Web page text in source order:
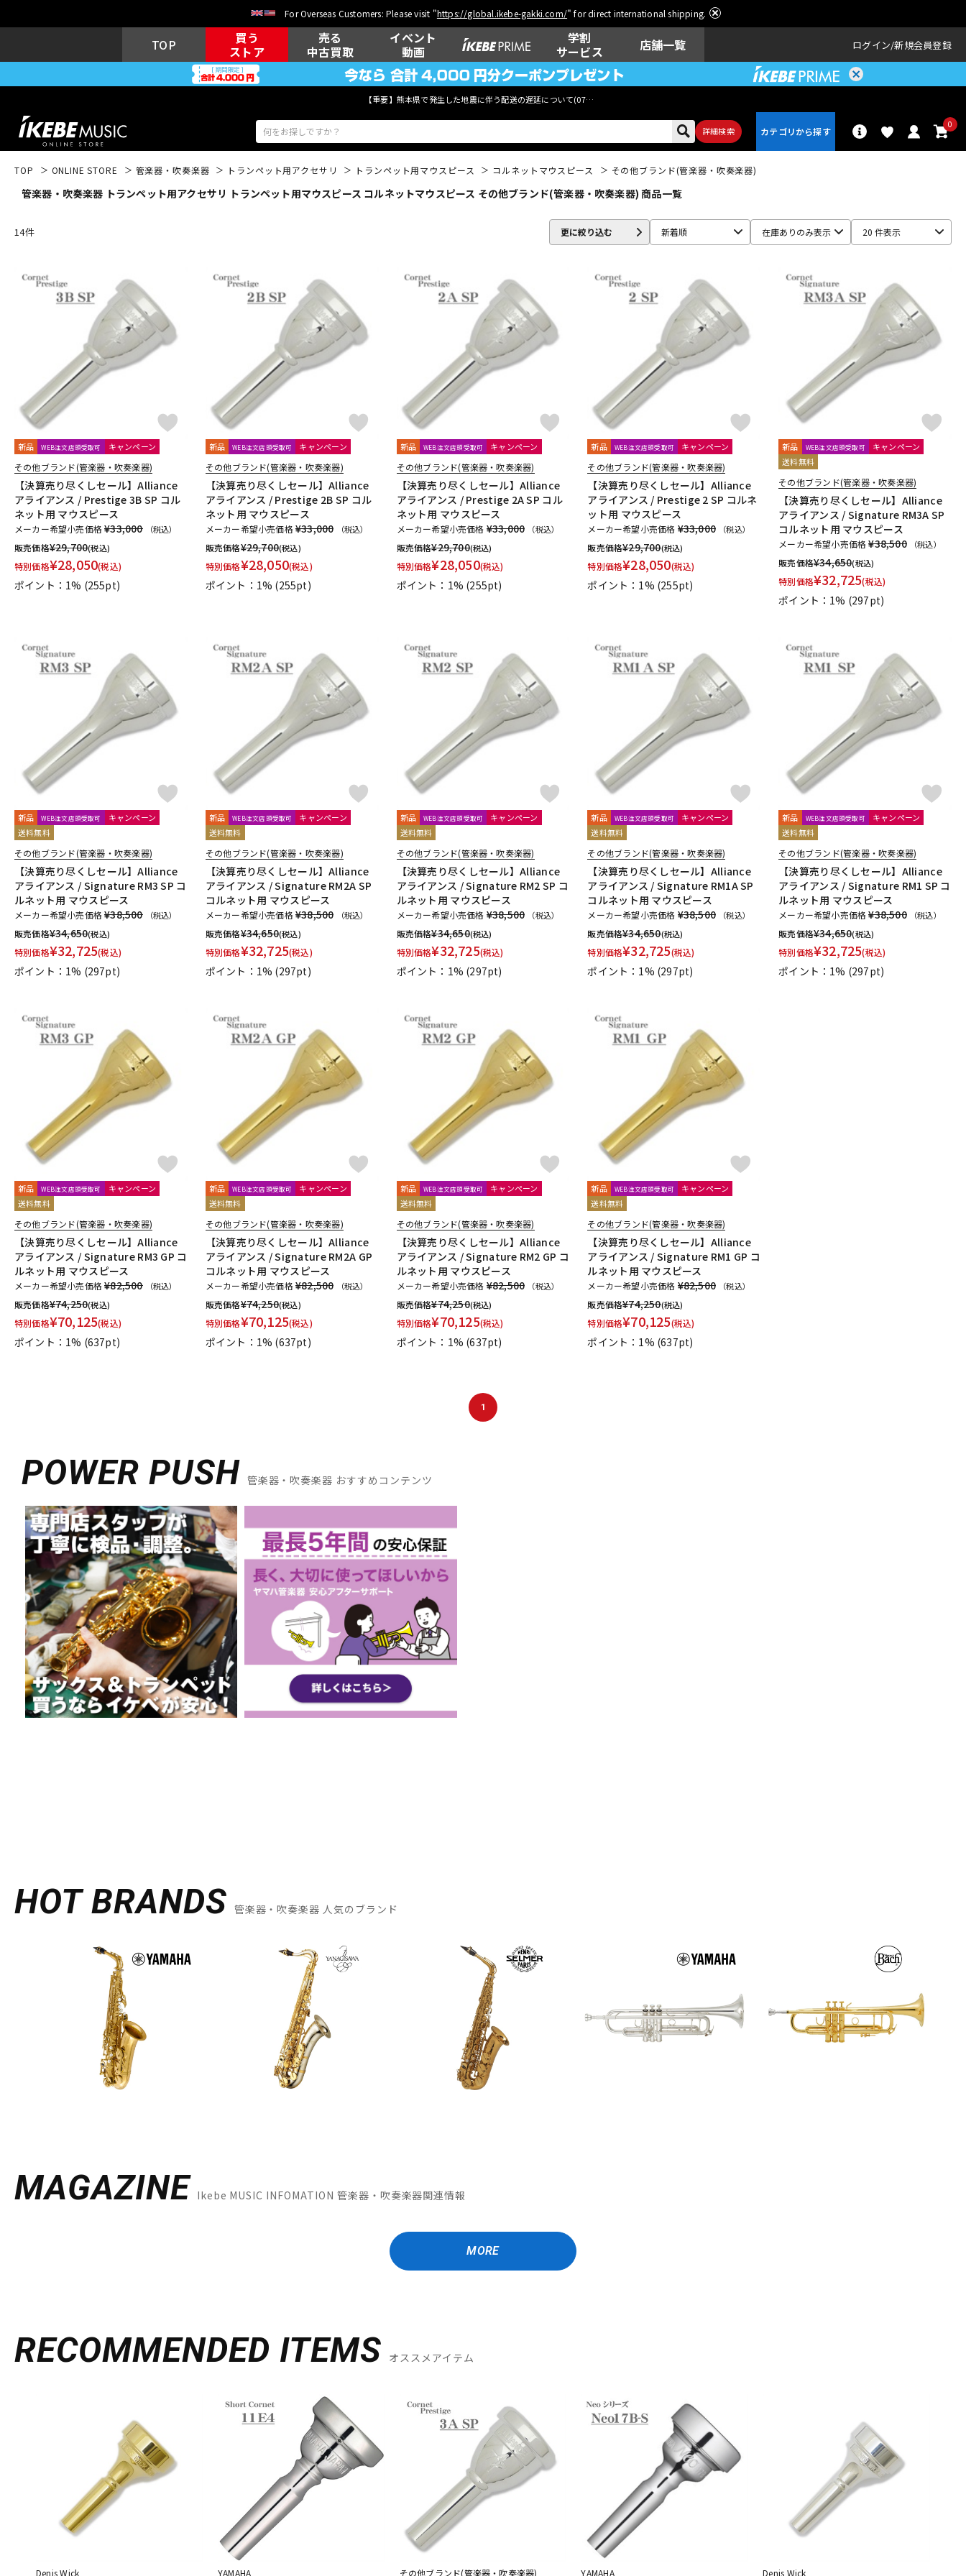
For Overseas Customers: Please visit "https://global.ikebe-gakki.com/" for direct international shipping.
TOP
買う
ストア
売る
中古買取
イベント
動画
学割
サービス
店舗一覧 ログイン 新規会員登録
【重要】熊本県で発生した地震に伴う配送の遅延について(07月29日
詳細検索
0
エレキギター アコギ/エレ ベース ウクレレ
管楽器 その他楽器
DJ機器 レコーディン
グ機器
配信/ライブ
機器
楽器アクセサ
ヴィンテージ
TOP ONLINE STORE 管楽器・吹奏楽器 トランペット用アクセサリ トランペット用マウスピース コルネットマウスピース その他ブランド(管楽器・吹奏楽器)
管楽器・吹奏楽器 トランペット用アクセサリ トランペット用マウスピース コルネットマウスピース その他ブランド(管楽器・吹奏楽器) 商品一覧
14件 更に絞り込む 新着順 在庫ありのみ表示 20 件表示
新品 WEB注文店頭受取可 キャンペーン
その他ブランド(管楽器・吹奏楽器)
【決算売り尽くしセール】Alliance
アライアンス / Prestige 3B SP コル
ネット用 マウスピース
メーカー希望小売価格¥33,000 （税込）
販売価格¥29,700(税込)
特別価格¥28,050(税込)
ポイント：1% (255pt)
新品 WEB注文店頭受取可 キャンペーン
その他ブランド(管楽器・吹奏楽器)
【決算売り尽くしセール】Alliance
アライアンス / Prestige 2B SP コル
ネット用 マウスピース
メーカー希望小売価格¥33,000 （税込）
販売価格¥29,700(税込)
特別価格¥28,050(税込)
ポイント：1% (255pt)
新品 WEB注文店頭受取可 キャンペーン
その他ブランド(管楽器・吹奏楽器)
【決算売り尽くしセール】Alliance
アライアンス / Prestige 2A SP コル
ネット用 マウスピース
メーカー希望小売価格 ¥33,000 （税込）
販売価格¥29,700(税込)
特別価格¥28,050(税込)
ポイント：1% (255pt)
新品 WEB注文店頭受取可 キャンペーン
その他ブランド(管楽器・吹奏楽器)
【決算売り尽くしセール】Alliance
アライアンス / Prestige 2 SP コルネ
ット用 マウスピース
メーカー希望小売価格 ¥33,000 （税込）
販売価格¥29,700(税込)
特別価格¥28,050(税込)
ポイント：1% (255pt)
新品 WEB注文店頭受取可
キャンペーン
送料無料
その他ブランド(管楽器・吹奏楽器)
【決算売り尽くしセール】Alliance
アライアンス / Signature RM3A SP
コルネット用 マウスピース
メーカー希望小売価格¥38,500 （税込）
販売価格¥34,650(税込)
特別価格¥32,725(税込)
ポイント：1% (297pt)
新品 WEB注文店頭受取可
キャンペーン
送料無料
その他ブランド(管楽器・吹奏楽器)
【決算売り尽くしセール】Alliance
アライアンス / Signature RM3 SP コ
ルネット用 マウスピース
メーカー希望小売価格¥38,500 （税込）
販売価格¥34,650(税込)
特別価格¥32,725(税込)
ポイント：1% (297pt)
新品 WEB注文店頭受取可
キャンペーン
送料無料
その他ブランド(管楽器・吹奏楽器)
【決算売り尽くしセール】Alliance
アライアンス / Signature RM2A SP
コルネット用 マウスピース
メーカー希望小売価格¥38,500 （税込）
販売価格¥34,650(税込)
特別価格¥32,725(税込)
ポイント：1% (297pt)
新品 WEB注文店頭受取可
キャンペーン
送料無料
その他ブランド(管楽器・吹奏楽器)
【決算売り尽くしセール】Alliance
アライアンス / Signature RM2 SP コ
ルネット用 マウスピース
メーカー希望小売価格 ¥38,500 （税込）
販売価格¥34,650(税込)
特別価格¥32,725(税込)
ポイント：1% (297pt)
新品 WEB注文店頭受取可
キャンペーン
送料無料
その他ブランド(管楽器・吹奏楽器)
【決算売り尽くしセール】Alliance
アライアンス / Signature RM1A SP
コルネット用 マウスピース
メーカー希望小売価格 ¥38,500 （税込）
販売価格¥34,650(税込)
特別価格¥32,725(税込)
ポイント：1% (297pt)
新品 WEB注文店頭受取可
キャンペーン
送料無料
その他ブランド(管楽器・吹奏楽器)
【決算売り尽くしセール】Alliance
アライアンス / Signature RM1 SP コ
ルネット用 マウスピース
メーカー希望小売価格¥38,500 （税込）
販売価格¥34,650(税込)
特別価格¥32,725(税込)
ポイント：1% (297pt)
新品 WEB注文店頭受取可
キャンペーン
送料無料
その他ブランド(管楽器・吹奏楽器)
【決算売り尽くしセール】Alliance
アライアンス / Signature RM3 GP コ
ルネット用 マウスピース
メーカー希望小売価格¥82,500 （税込）
販売価格¥74,250(税込)
特別価格¥70,125(税込)
ポイント：1% (637pt)
新品 WEB注文店頭受取可
キャンペーン
送料無料
その他ブランド(管楽器・吹奏楽器)
【決算売り尽くしセール】Alliance
アライアンス / Signature RM2A GP
コルネット用 マウスピース
メーカー希望小売価格¥82,500 （税込）
販売価格¥74,250(税込)
特別価格¥70,125(税込)
ポイント：1% (637pt)
新品 WEB注文店頭受取可
キャンペーン
送料無料
その他ブランド(管楽器・吹奏楽器)
【決算売り尽くしセール】Alliance
アライアンス / Signature RM2 GP コ
ルネット用 マウスピース
メーカー希望小売価格 ¥82,500 （税込）
販売価格¥74,250(税込)
特別価格¥70,125(税込)
ポイント：1% (637pt)
新品 WEB注文店頭受取可
キャンペーン
送料無料
その他ブランド(管楽器・吹奏楽器)
【決算売り尽くしセール】Alliance
アライアンス / Signature RM1 GP コ
ルネット用 マウスピース
メーカー希望小売価格 ¥82,500 （税込）
販売価格¥74,250(税込)
特別価格¥70,125(税込)
ポイント：1% (637pt)
1
POWER PUSH 管楽器・吹奏楽器 おすすめコンテンツ
HOT BRANDS 管楽器・吹奏楽器 人気のブランド
MAGAZINE Ikebe MUSIC INFOMATION 管楽器・吹奏楽器関連情報
MORE
RECOMMENDED ITEMS オススメアイテム
Denis Wick YAMAHA その他ブランド(管楽器・吹奏楽器) YAMAHA Denis Wick